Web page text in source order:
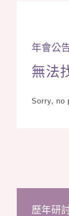
年會公
無法
Sorry, no
歷年研